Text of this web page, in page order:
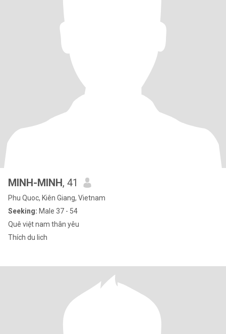
MINH-MINH, 41
Phu Quoc, Kiên Giang, Vietnam
Seeking: Male 37 - 54
Quê việt nam thân yêu
Thích du lich